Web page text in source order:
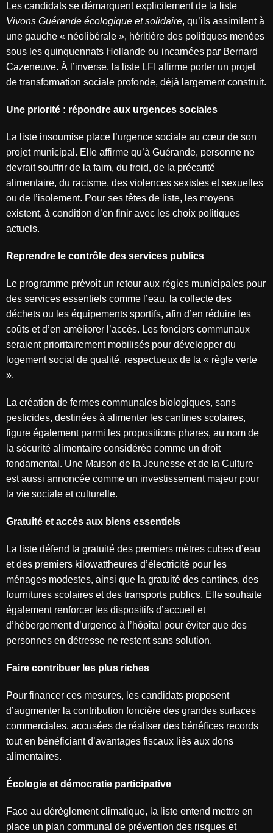
Les candidats se démarquent explicitement de la liste
Vivons Guérande écologique et solidaire, qu’ils assimilent à
une gauche « néolibérale », héritière des politiques menées
sous les quinquennats Hollande ou incarnées par Bernard
Cazeneuve. À l’inverse, la liste LFI affirme porter un projet
de transformation sociale profonde, déjà largement construit.
Une priorité : répondre aux urgences sociales
La liste insoumise place l’urgence sociale au cœur de son
projet municipal. Elle affirme qu’à Guérande, personne ne
devrait souffrir de la faim, du froid, de la précarité
alimentaire, du racisme, des violences sexistes et sexuelles
ou de l’isolement. Pour ses têtes de liste, les moyens
existent, à condition d’en finir avec les choix politiques
actuels.
Reprendre le contrôle des services publics
Le programme prévoit un retour aux régies municipales pour
des services essentiels comme l’eau, la collecte des
déchets ou les équipements sportifs, afin d’en réduire les
coûts et d’en améliorer l’accès. Les fonciers communaux
seraient prioritairement mobilisés pour développer du
logement social de qualité, respectueux de la « règle verte
».
La création de fermes communales biologiques, sans
pesticides, destinées à alimenter les cantines scolaires,
figure également parmi les propositions phares, au nom de
la sécurité alimentaire considérée comme un droit
fondamental. Une Maison de la Jeunesse et de la Culture
est aussi annoncée comme un investissement majeur pour
la vie sociale et culturelle.
Gratuité et accès aux biens essentiels
La liste défend la gratuité des premiers mètres cubes d’eau
et des premiers kilowattheures d’électricité pour les
ménages modestes, ainsi que la gratuité des cantines, des
fournitures scolaires et des transports publics. Elle souhaite
également renforcer les dispositifs d’accueil et
d’hébergement d’urgence à l’hôpital pour éviter que des
personnes en détresse ne restent sans solution.
Faire contribuer les plus riches
Pour financer ces mesures, les candidats proposent
d’augmenter la contribution foncière des grandes surfaces
commerciales, accusées de réaliser des bénéfices records
tout en bénéficiant d’avantages fiscaux liés aux dons
alimentaires.
Écologie et démocratie participative
Face au dérèglement climatique, la liste entend mettre en
place un plan communal de prévention des risques et